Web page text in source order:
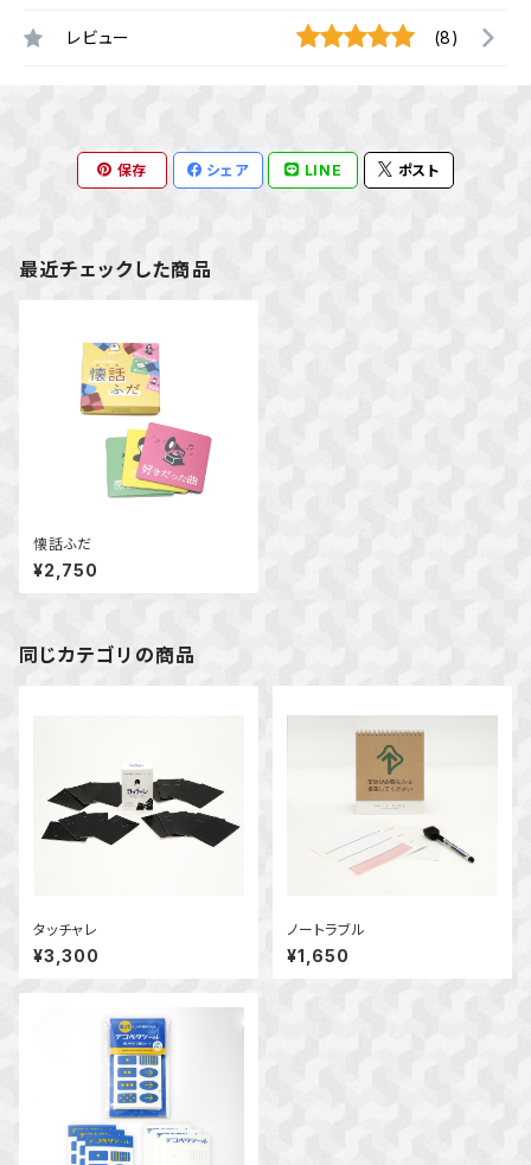
レビュー (8)
保存 シェア LINE ポスト
最近チェックした商品
懐話ふだ
¥2,750
同じカテゴリの商品
タッチャレ
¥3,300
ノートラブル
¥1,650